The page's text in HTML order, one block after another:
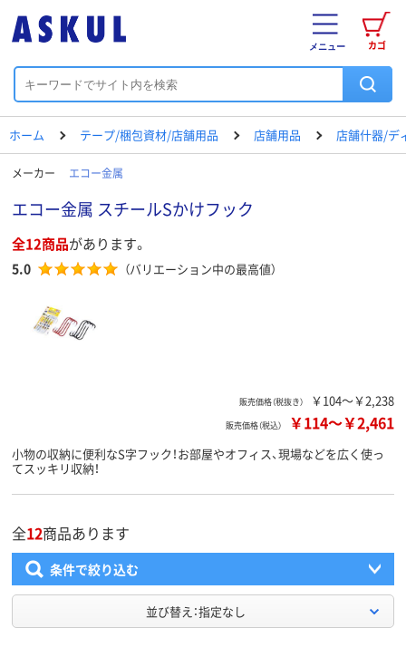
カゴ
メニュー
ホーム テープ/梱包資材/店舗用品 店舗用品 店舗什器/デ
メーカー エコー金属
エコー金属 スチールSかけフック
全12商品があります。
5.0 （バリエーション中の最高値）
販売価格（税抜き） ￥104～￥2,238
販売価格（税込） ￥114～￥2,461
小物の収納に便利なS字フック！お部屋やオフィス、現場などを広く使っ
てスッキリ収納！
全12商品あります
条件で絞り込む
並び替え：指定なし